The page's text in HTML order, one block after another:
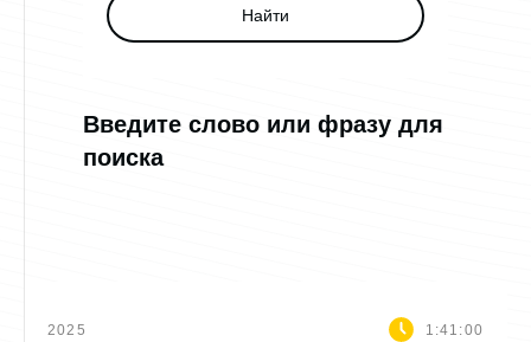
Найти
Введите слово или фразу для
поиска
2025 1:41:00